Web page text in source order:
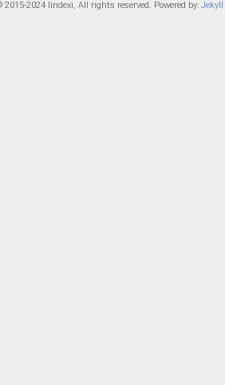
2015-2024 lindexi, All rights reserved. Powered by: Jekyll